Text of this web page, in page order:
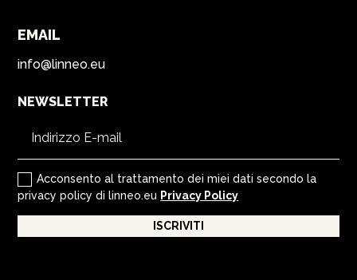
EMAIL
info@linneo.eu
NEWSLETTER
Acconsento al trattamento dei miei dati secondo la
privacy policy di linneo.eu Privacy Policy
ISCRIVITI